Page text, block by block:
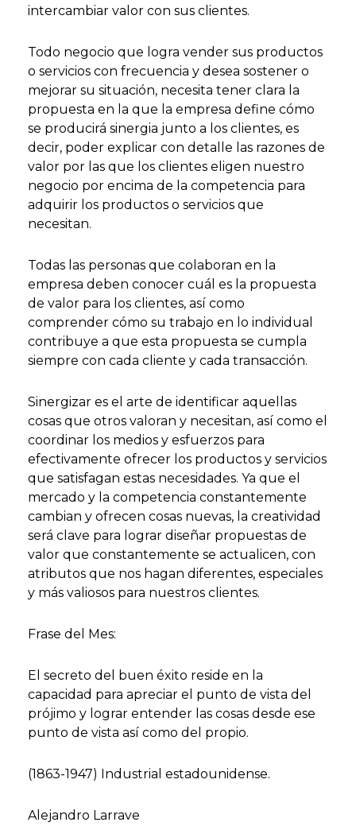
intercambiar valor con sus clientes.
Todo negocio que logra vender sus productos
o servicios con frecuencia y desea sostener o
mejorar su situación, necesita tener clara la
propuesta en la que la empresa define cómo
se producirá sinergia junto a los clientes, es
decir, poder explicar con detalle las razones de
valor por las que los clientes eligen nuestro
negocio por encima de la competencia para
adquirir los productos o servicios que
necesitan.
Todas las personas que colaboran en la
empresa deben conocer cuál es la propuesta
de valor para los clientes, así como
comprender cómo su trabajo en lo individual
contribuye a que esta propuesta se cumpla
siempre con cada cliente y cada transacción.
Sinergizar es el arte de identificar aquellas
cosas que otros valoran y necesitan, así como el
coordinar los medios y esfuerzos para
efectivamente ofrecer los productos y servicios
que satisfagan estas necesidades. Ya que el
mercado y la competencia constantemente
cambian y ofrecen cosas nuevas, la creatividad
será clave para lograr diseñar propuestas de
valor que constantemente se actualicen, con
atributos que nos hagan diferentes, especiales
y más valiosos para nuestros clientes.
Frase del Mes:
El secreto del buen éxito reside en la
capacidad para apreciar el punto de vista del
prójimo y lograr entender las cosas desde ese
punto de vista así como del propio.
(1863-1947) Industrial estadounidense.
Alejandro Larrave